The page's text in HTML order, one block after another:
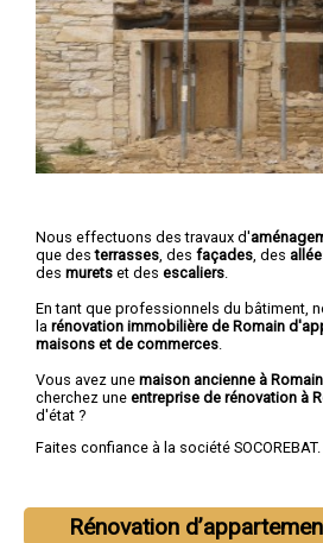
Nous effectuons des travaux d'
que desterrasses , des façades , des
des murets et des escaliers
En tant que professionnels du bâtiment,
la rénovation immobilière de Romain
maisons et de commerces
Vous avez une maison ancienne à
cherchez une entreprise de rénovation à
d'état ?
Faites confiance à la société SOCOREBAT.
Rénovation